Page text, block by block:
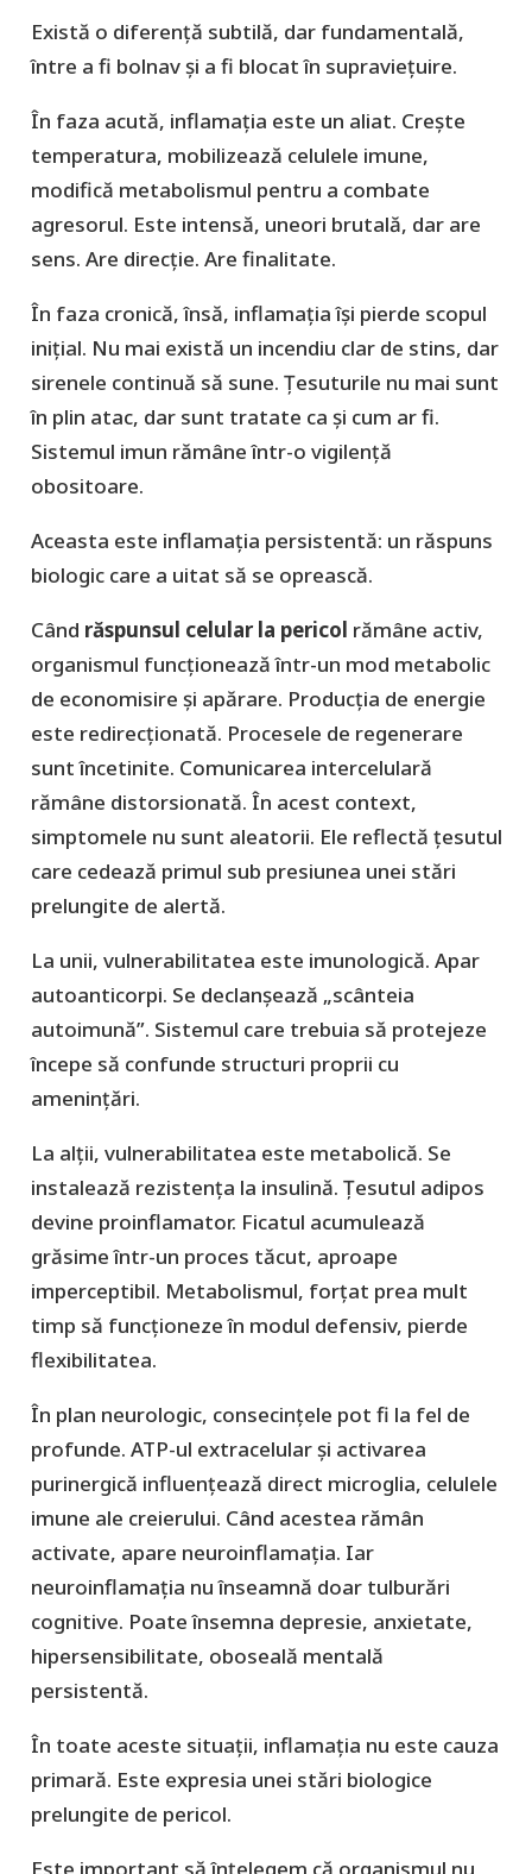
Există o diferență subtilă, dar fundamentală,
între a fi bolnav și a fi blocat în supraviețuire.
În faza acută, inflamația este un aliat. Crește
temperatura, mobilizează celulele imune,
modifică metabolismul pentru a combate
agresorul. Este intensă, uneori brutală, dar are
sens. Are direcție. Are finalitate.
În faza cronică, însă, inflamația își pierde scopul
inițial. Nu mai există un incendiu clar de stins, dar
sirenele continuă să sune. Țesuturile nu mai sunt
în plin atac, dar sunt tratate ca și cum ar fi.
Sistemul imun rămâne într-o vigilență
obositoare.
Aceasta este inflamația persistentă: un răspuns
biologic care a uitat să se oprească.
Când răspunsul celular la pericol rămâne activ,
organismul funcționează într-un mod metabolic
de economisire și apărare. Producția de energie
este redirecționată. Procesele de regenerare
sunt încetinite. Comunicarea intercelulară
rămâne distorsionată. În acest context,
simptomele nu sunt aleatorii. Ele reflectă țesutul
care cedează primul sub presiunea unei stări
prelungite de alertă.
La unii, vulnerabilitatea este imunologică. Apar
autoanticorpi. Se declanșează „scânteia
autoimună”. Sistemul care trebuia să protejeze
începe să confunde structuri proprii cu
amenințări.
La alții, vulnerabilitatea este metabolică. Se
instalează rezistența la insulină. Țesutul adipos
devine proinflamator. Ficatul acumulează
grăsime într-un proces tăcut, aproape
imperceptibil. Metabolismul, forțat prea mult
timp să funcționeze în modul defensiv, pierde
flexibilitatea.
În plan neurologic, consecințele pot fi la fel de
profunde. ATP-ul extracelular și activarea
purinergică influențează direct microglia, celulele
imune ale creierului. Când acestea rămân
activate, apare neuroinflamația. Iar
neuroinflamația nu înseamnă doar tulburări
cognitive. Poate însemna depresie, anxietate,
hipersensibilitate, oboseală mentală
persistentă.
În toate aceste situații, inflamația nu este cauza
primară. Este expresia unei stări biologice
prelungite de pericol.